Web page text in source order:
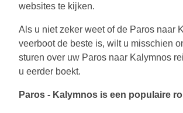
websites te kijken.
Als u niet zeker weet of de Paros naar
veerboot de beste is, wilt u misschien
sturen over uw Paros naar Kalymnos
u eerder boekt.
Paros - Kalymnos is een populaire